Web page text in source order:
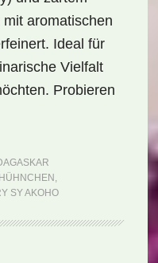
aromatischen
Ideal für
Vielfalt
Probieren
HÜHNCHEN ,
SY AKOHO